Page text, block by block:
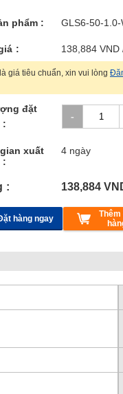
phẩm : GLS6-50-1.0-
138,884 VND
giá tiêu chuẩn, xin vui lòng
đặt
xuất
4 ngày
138,884
hàng ngay
Thêm